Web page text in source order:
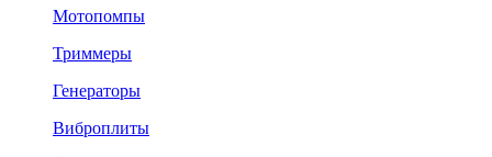
Мотопомпы
Триммеры
Генераторы
Виброплиты